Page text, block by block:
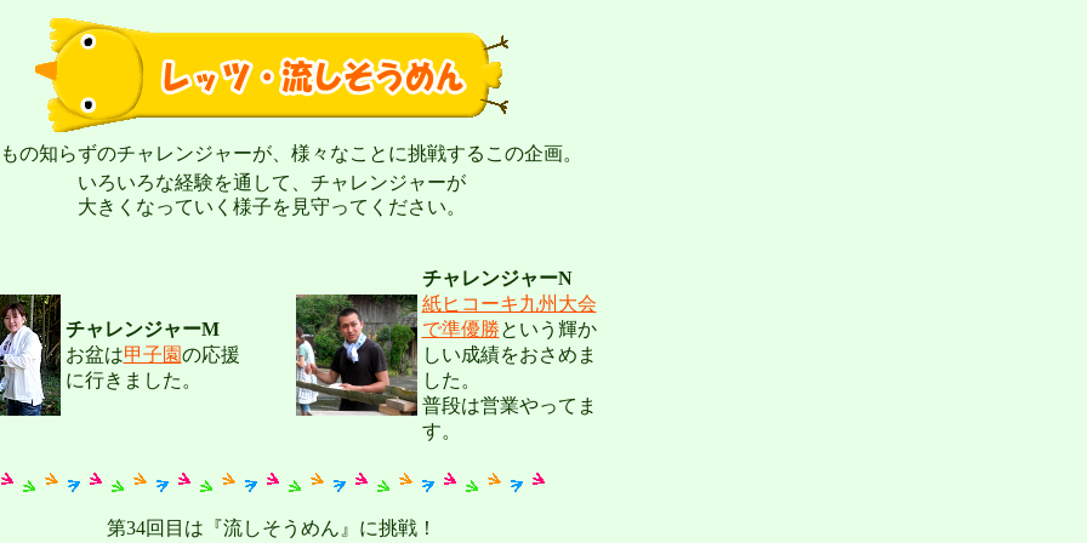
の知らずのチャレンジャーが、様々なことに挑戦するこの企画。
いろいろな経験を通して、チャレンジャーが
大きくなっていく様子を見守ってください。
チャレンジャーM
お盆は甲子園の応援
に行きました。
チャレンジャーN
紙ヒコーキ九州大会
で準優勝という輝か
しい成績をおさめま
した。
普段は営業やってま
す。
第34回目は『流しそうめん』に挑戦！